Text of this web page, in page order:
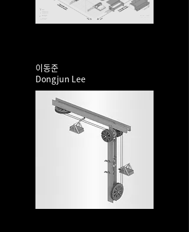
이동준
Dongjun Lee